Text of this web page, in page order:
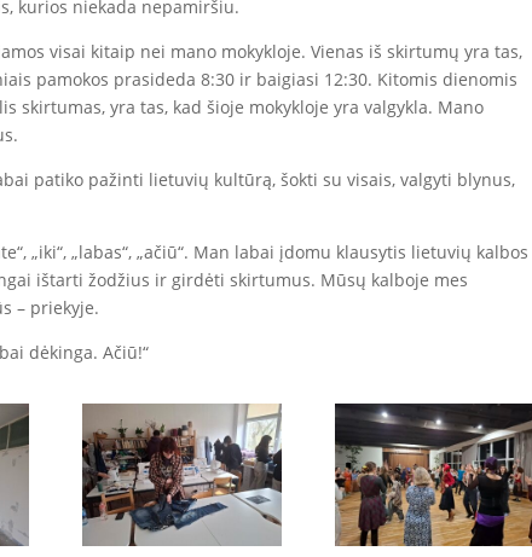
kurios niekada nepamiršiu.
visai kitaip nei mano mokykloje. Vienas iš skirtumų yra tas,
pamokos prasideda 8:30 ir baigiasi 12:30. Kitomis dienomis
skirtumas, yra tas, kad šioje mokykloje yra valgykla. Mano
patiko pažinti lietuvių kultūrą, šokti su visais, valgyti blynus,
„iki“, „labas“, „ačiū“. Man labai įdomu klausytis lietuvių kalbos
ištarti žodžius ir girdėti skirtumus. Mūsų kalboje mes
– priekyje.
dėkinga. Ačiū!“